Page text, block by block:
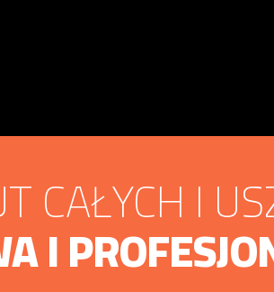
CAŁYCH I
I